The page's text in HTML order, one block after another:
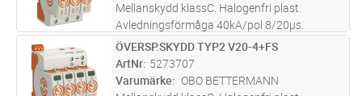
per pol och upp till 100...läs mer
Mellanskydd klassC. Halogenfri plast.
Avledningsförmåga 40kA/pol 8/20µs.
Restspänning max 1,3kV. Max försäkring
160A. Maximal driftspänning 280V. TN-C nät
ST Lägg i kundvagn
ÖVERSP.SKYDD TYP2 V20-4+FS
ArtNr 5273707
Varumärke
OBO BETTERMANN